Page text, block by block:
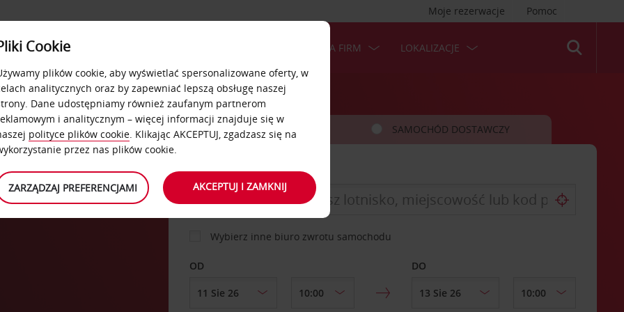
Pomoc
Moje rezerwacje
USŁUGI
OFERTA DLA FIRM LOKALIZACJE
SAMOCHÓD SAMOCHÓD DOSTAWCZY
MIEJSCE ODBIORU
Wybierz inne biuro zwrotu samochodu
OD DO
Cookie
plików cookie, aby wyświetlać spersonalizowane oferty, w
analitycznych oraz by zapewniać lepszą obsługę naszej
Dane udostępniamy również zaufanym partnerom
i analitycznym – więcej informacji znajduje się w
polityce plików cookie. Klikając AKCEPTUJ, zgadzasz się na
przez nas plików cookie.
ZARZĄDZAJ PREFERENCJAMI AKCEPTUJ I ZAMKNIJ